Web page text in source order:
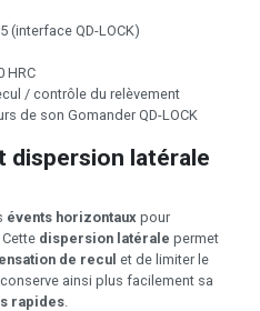
(interface QD-LOCK)
HRC
/ contrôle du relèvement
de son Gomander QD-LOCK
dispersion latérale
évents horizontaux pour
dispersion latérale permet
de recul et de limiter le
conserve ainsi plus facilement sa
rapides